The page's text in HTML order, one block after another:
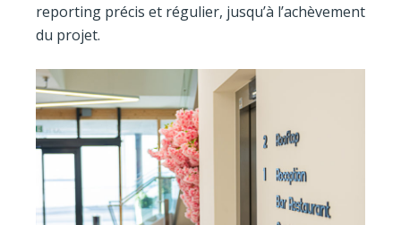
reporting précis et régulier, jusqu’à l’achèvement
du projet.